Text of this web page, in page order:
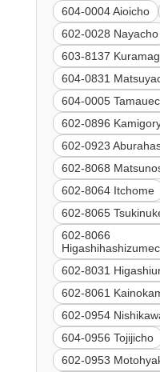
604-0004 Aioicho
602-0028 Nayacho
603-8137
604-0831
604-0005
602-0896
602-0923
602-8068
602-8064 Itchome
602-8065
602-8066
602-8031
602-8061
602-0954
604-0956 Tojijicho
602-0953